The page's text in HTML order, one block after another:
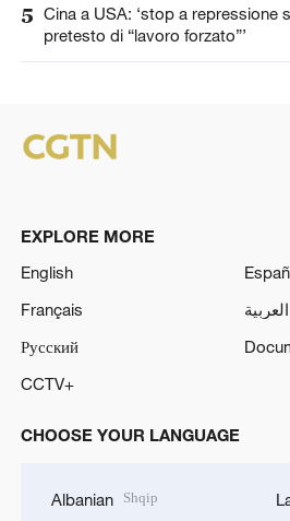
5 Cina a USA: ‘stop a repressione
pretesto di “lavoro forzato”’
EXPLORE MORE
English
Français
العربية
Русский
CCTV+
CHOOSE YOUR LANGUAGE
Albanian Shqip